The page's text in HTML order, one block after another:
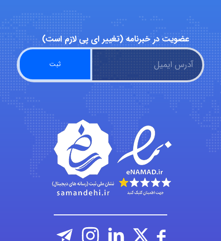
malekf
abolfazlkoshehe
abolfazlkoshehe
A.balandeh
عضویت در خبرنامه (تغییر ای پی لازم است)